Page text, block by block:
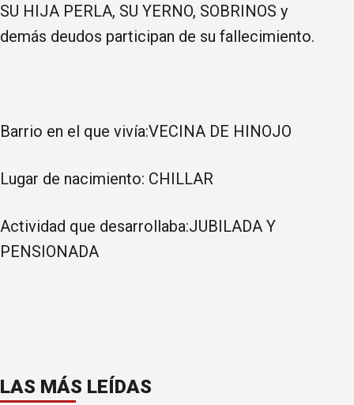
SU HIJA PERLA, SU YERNO, SOBRINOS y
demás deudos participan de su fallecimiento.
Barrio en el que vivía:VECINA DE HINOJO
Lugar de nacimiento: CHILLAR
Actividad que desarrollaba:JUBILADA Y
PENSIONADA
LAS MÁS LEÍDAS